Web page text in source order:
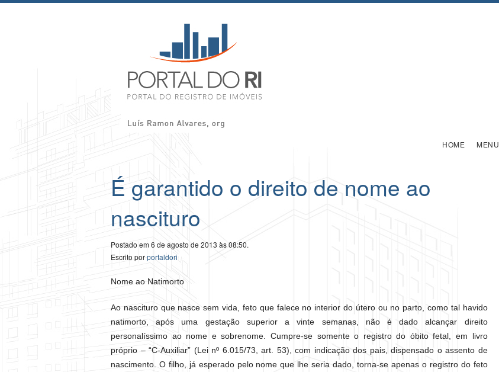
HOME MENU
É garantido o direito de nome ao
nascituro
Postado em 6 de agosto de 2013 às 08:50.
Escrito porportaldori
Nome ao Natimorto
Ao nascituro que nasce sem vida, feto que falece no interior do útero ou no parto, como tal havido
natimorto, após uma gestação superior a vinte semanas, não é dado alcançar direito
personalíssimo ao nome e sobrenome. Cumpre-se somente o registro do óbito fetal, em livro
próprio – “C-Auxiliar” (Lei nº 6.015/73, art. 53), com indicação dos pais, dispensado o assento de
nascimento. O filho, já esperado pelo nome que lhe seria dado, torna-se apenas o registro do feto